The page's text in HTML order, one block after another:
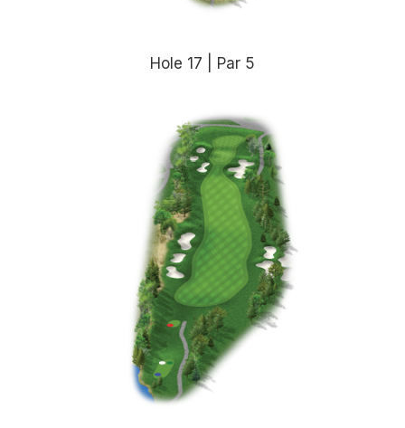
Hole 17 | Par 5